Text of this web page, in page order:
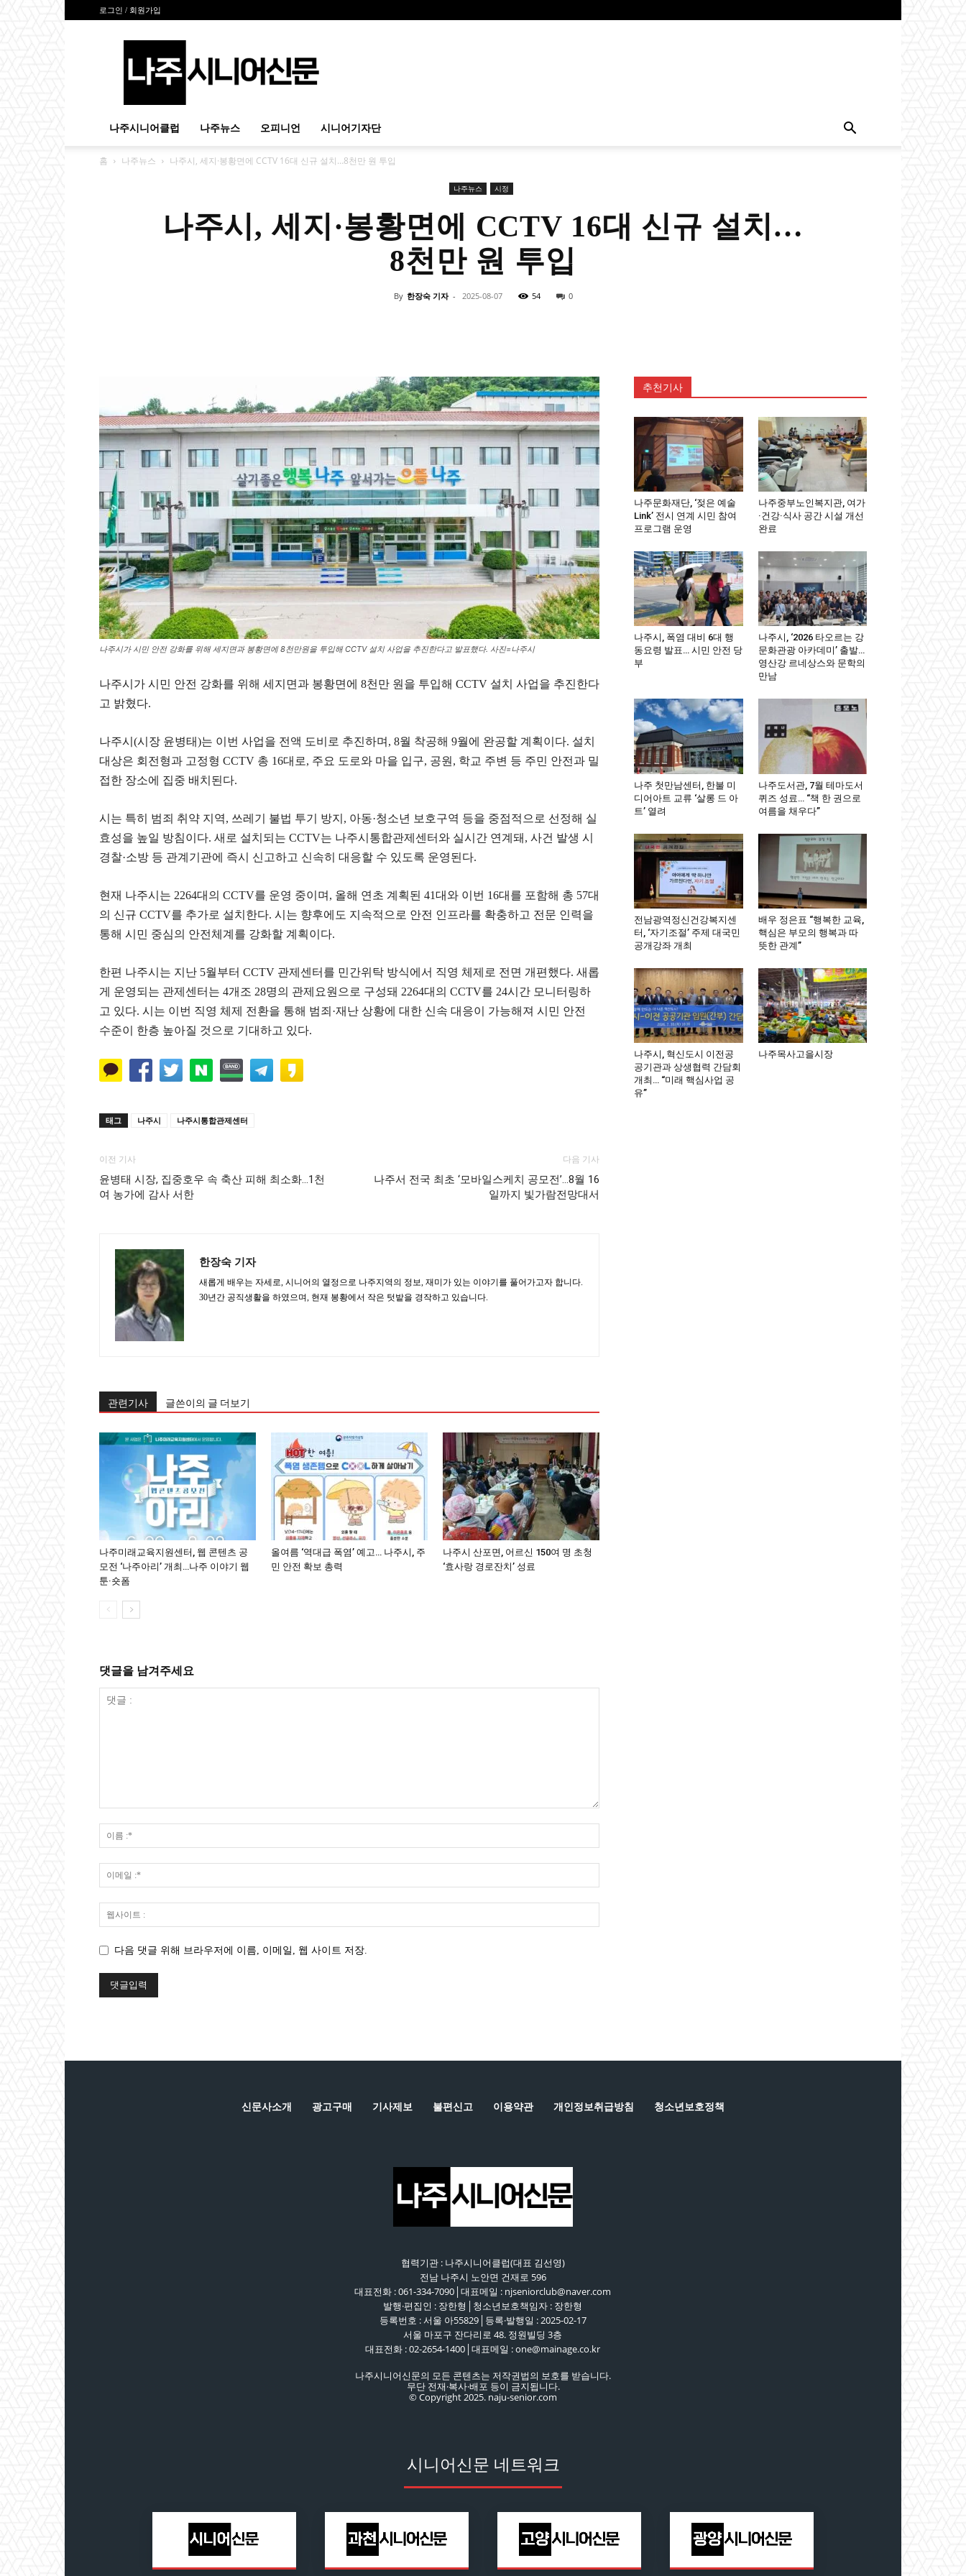
로그인 / 회원가입
시
신
문
나주시니어클럽 나주뉴스 오피니언 시니어기자단
홈 나주뉴스 나주시, 세지·봉황면에 CCTV 16대 신규 설치…8천만 원 투입
나주뉴스 시정
나주시, 세지·봉황면에 CCTV 16대 신규 설치…
8천만 원 투입
By 한장숙 기자 - 2025-08-07 54 0
나주시가 시민 안전 강화를 위해 세지면과 봉황면에 8천만원을 투입해 CCTV 설치 사업을 추진한다고 발표했다. 사진=나주시
나주시가 시민 안전 강화를 위해 세지면과 봉황면에 8천만 원을 투입해 CCTV 설치 사업을 추진한다
고 밝혔다.
나주시(시장 윤병태)는 이번 사업을 전액 도비로 추진하며, 8월 착공해 9월에 완공할 계획이다. 설치
대상은 회전형과 고정형 CCTV 총 16대로, 주요 도로와 마을 입구, 공원, 학교 주변 등 주민 안전과 밀
접한 장소에 집중 배치된다.
시는 특히 범죄 취약 지역, 쓰레기 불법 투기 방지, 아동·청소년 보호구역 등을 중점적으로 선정해 실
효성을 높일 방침이다. 새로 설치되는 CCTV는 나주시통합관제센터와 실시간 연계돼, 사건 발생 시
경찰·소방 등 관계기관에 즉시 신고하고 신속히 대응할 수 있도록 운영된다.
현재 나주시는 2264대의 CCTV를 운영 중이며, 올해 연초 계획된 41대와 이번 16대를 포함해 총 57대
의 신규 CCTV를 추가로 설치한다. 시는 향후에도 지속적으로 안전 인프라를 확충하고 전문 인력을
통해 시민 중심의 안전체계를 강화할 계획이다.
한편 나주시는 지난 5월부터 CCTV 관제센터를 민간위탁 방식에서 직영 체제로 전면 개편했다. 새롭
게 운영되는 관제센터는 4개조 28명의 관제요원으로 구성돼 2264대의 CCTV를 24시간 모니터링하
고 있다. 시는 이번 직영 체제 전환을 통해 범죄·재난 상황에 대한 신속 대응이 가능해져 시민 안전
수준이 한층 높아질 것으로 기대하고 있다.
태그 나주시 나주시통합관제센터
이전 기사
윤병태 시장, 집중호우 속 축산 피해 최소화…1천
여 농가에 감사 서한
다음 기사
나주서 전국 최초 ‘모바일스케치 공모전’…8월 16
일까지 빛가람전망대서
한장숙 기자
새롭게 배우는 자세로, 시니어의 열정으로 나주지역의 정보, 재미가 있는 이야기를 풀어가고자 합니다.
30년간 공직생활을 하였으며, 현재 봉황에서 작은 텃밭을 경작하고 있습니다.
관련기사 글쓴이의 글 더보기
나주미래교육지원센터, 웹 콘텐츠 공
모전 ‘나주아리’ 개최…나주 이야기 웹
툰·숏폼
올여름 ‘역대급 폭염’ 예고… 나주시, 주
민 안전 확보 총력
나주시 산포면, 어르신 150여 명 초청
‘효사랑 경로잔치’ 성료
댓글을 남겨주세요
다음 댓글 위해 브라우저에 이름, 이메일, 웹 사이트 저장.
추천기사
나주문화재단, ‘젖은 예술
Link’ 전시 연계 시민 참여
프로그램 운영
나주중부노인복지관, 여가
·건강·식사 공간 시설 개선
완료
나주시, 폭염 대비 6대 행
동요령 발표… 시민 안전 당
부
나주시, ‘2026 타오르는 강
문화관광 아카데미’ 출발…
영산강 르네상스와 문학의
만남
나주 첫만남센터, 한불 미
디어아트 교류 ‘살롱 드 아
트’ 열려
나주도서관, 7월 테마도서
퀴즈 성료… “책 한 권으로
여름을 채우다”
전남광역정신건강복지센
터, ‘자기조절’ 주제 대국민
공개강좌 개최
배우 정은표 “행복한 교육,
핵심은 부모의 행복과 따
뜻한 관계”
나주시, 혁신도시 이전공
공기관과 상생협력 간담회
개최… “미래 핵심사업 공
유”
나주목사고을시장
신문사소개 광고구매 기사제보 불편신고 이용약관 개인정보취급방침 청소년보호정책
협력기관 : 나주시니어클럽(대표 김선영)
전남 나주시 노안면 건재로 596
대표전화 : 061-334-7090│대표메일 : njseniorclub@naver.com
발행·편집인 : 장한형│청소년보호책임자 : 장한형
등록번호 : 서울 아55829│등록·발행일 : 2025-02-17
서울 마포구 잔다리로 48. 정원빌딩 3층
대표전화 : 02-2654-1400│대표메일 : one@mainage.co.kr
나주시니어신문의 모든 콘텐츠는 저작권법의 보호를 받습니다.
무단 전재·복사·배포 등이 금지됩니다.
© Copyright 2025. naju-senior.com
시니어신문 네트워크